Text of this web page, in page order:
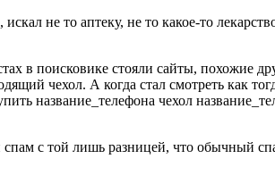
не то аптеку, не то какое-то
в поисковике стояли сайты, похожие
чехол. А когда стал смотреть как
название_телефона чехол
с той лишь разницей, что обычный